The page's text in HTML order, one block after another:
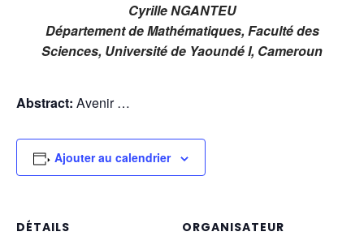
CyrilleNGANTEU
DépartementdeMathématiques, Facultédes
Sciences, Universitéde YaoundéI, Cameroun
Abstract: Avenir …
Ajouter au calendrier
DÉTAILS
ORGANISATEUR